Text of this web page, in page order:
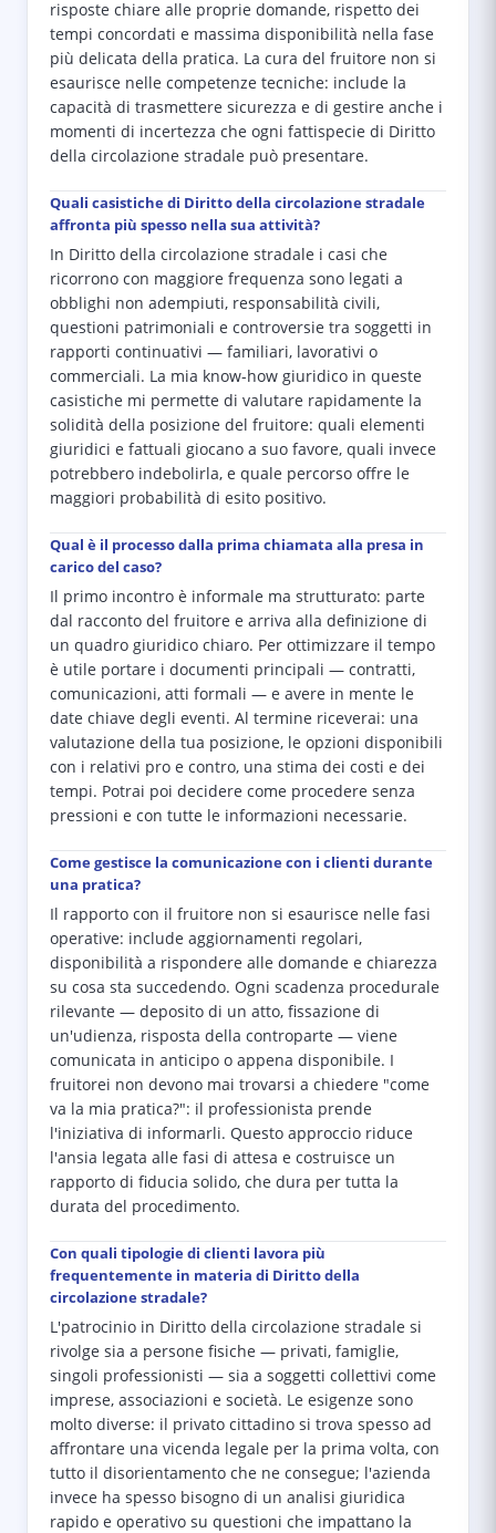
risposte chiare alle proprie domande, rispetto dei
tempi concordati e massima disponibilità nella fase
più delicata della pratica. La cura del fruitore non si
esaurisce nelle competenze tecniche: include la
capacità di trasmettere sicurezza e di gestire anche i
momenti di incertezza che ogni fattispecie di Diritto
della circolazione stradale può presentare.
Quali casistiche di Diritto della circolazione stradale
affronta più spesso nella sua attività?
In Diritto della circolazione stradale i casi che
ricorrono con maggiore frequenza sono legati a
obblighi non adempiuti, responsabilità civili,
questioni patrimoniali e controversie tra soggetti in
rapporti continuativi — familiari, lavorativi o
commerciali. La mia know-how giuridico in queste
casistiche mi permette di valutare rapidamente la
solidità della posizione del fruitore: quali elementi
giuridici e fattuali giocano a suo favore, quali invece
potrebbero indebolirla, e quale percorso offre le
maggiori probabilità di esito positivo.
Qual è il processo dalla prima chiamata alla presa in
carico del caso?
Il primo incontro è informale ma strutturato: parte
dal racconto del fruitore e arriva alla definizione di
un quadro giuridico chiaro. Per ottimizzare il tempo
è utile portare i documenti principali — contratti,
comunicazioni, atti formali — e avere in mente le
date chiave degli eventi. Al termine riceverai: una
valutazione della tua posizione, le opzioni disponibili
con i relativi pro e contro, una stima dei costi e dei
tempi. Potrai poi decidere come procedere senza
pressioni e con tutte le informazioni necessarie.
Come gestisce la comunicazione con i clienti durante
una pratica?
Il rapporto con il fruitore non si esaurisce nelle fasi
operative: include aggiornamenti regolari,
disponibilità a rispondere alle domande e chiarezza
su cosa sta succedendo. Ogni scadenza procedurale
rilevante — deposito di un atto, fissazione di
un'udienza, risposta della controparte — viene
comunicata in anticipo o appena disponibile. I
fruitorei non devono mai trovarsi a chiedere "come
va la mia pratica?": il professionista prende
l'iniziativa di informarli. Questo approccio riduce
l'ansia legata alle fasi di attesa e costruisce un
rapporto di fiducia solido, che dura per tutta la
durata del procedimento.
Con quali tipologie di clienti lavora più
frequentemente in materia di Diritto della
circolazione stradale?
L'patrocinio in Diritto della circolazione stradale si
rivolge sia a persone fisiche — privati, famiglie,
singoli professionisti — sia a soggetti collettivi come
imprese, associazioni e società. Le esigenze sono
molto diverse: il privato cittadino si trova spesso ad
affrontare una vicenda legale per la prima volta, con
tutto il disorientamento che ne consegue; l'azienda
invece ha spesso bisogno di un analisi giuridica
rapido e operativo su questioni che impattano la